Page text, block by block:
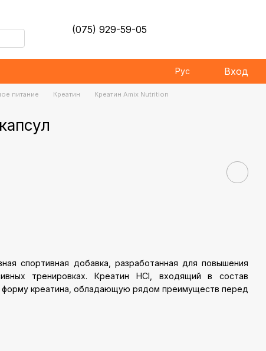
(075) 929-59-05
Рус Вход
питание Креатин
Креатин Amix Nutrition
спортивная добавка, разработанная для повышения
тренировках. Креатин HCl, входящий в состав
форму креатина, обладающую рядом преимуществ перед